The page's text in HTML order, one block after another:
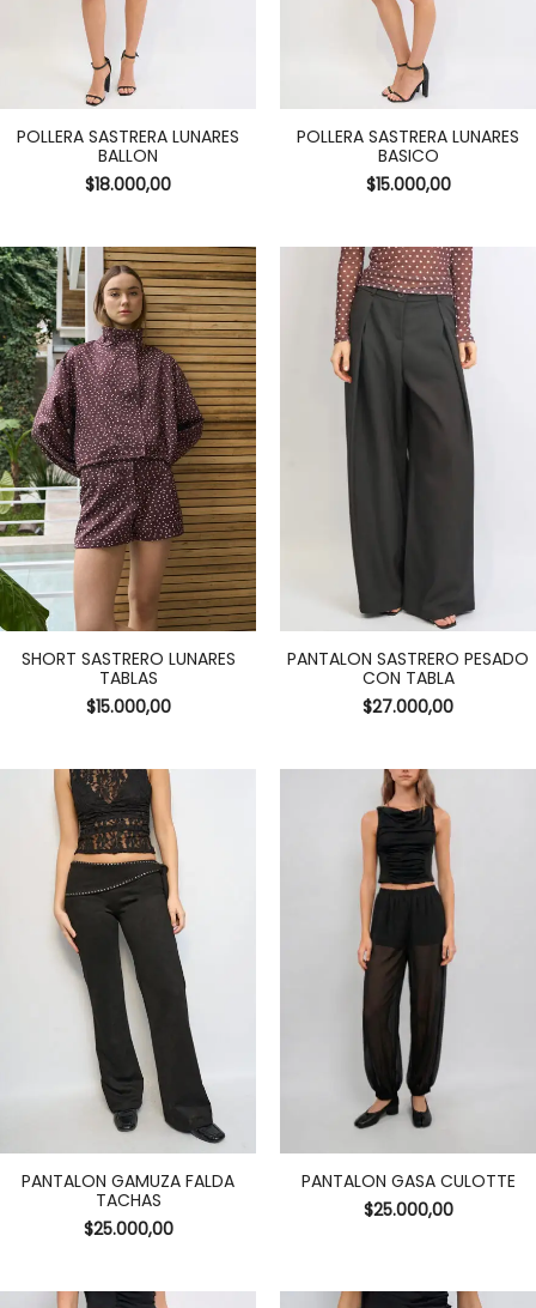
POLLERA SASTRERA LUNARES
BALLON
$18.000,00
POLLERA SASTRERA LUNARES
BASICO
$15.000,00
SHORT SASTRERO LUNARES
TABLAS
$15.000,00
PANTALON SASTRERO PESADO
CON TABLA
$27.000,00
PANTALON GAMUZA FALDA
TACHAS
$25.000,00
PANTALON GASA CULOTTE
$25.000,00